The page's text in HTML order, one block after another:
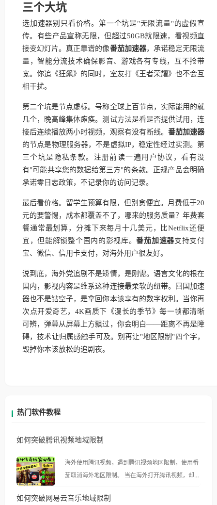
三个大坑
选加速器别只看价格。第一个坑是"无限流量"的虚假宣
传。有些产品宣称无限，但超过50GB就限速，看视频直
接变幻灯片。真正靠谱的像番茄加速器，承诺稳定无限流
量，智能分流技术确保影音、游戏各有专线，互不抢带
宽。你追《狂飙》的同时，室友打《王者荣耀》也不会互
相干扰。
第二个坑是节点虚标。号称全球上百节点，实际能用的就
几个，晚高峰集体瘫痪。测试方法是看是否提供试用，连
接后连续播放两小时视频，观察有没有断线。 番茄加速器
的节点是物理服务器，不是虚拟IP，稳定性经过实测。第
三个坑是隐私条款。注册前读一遍用户协议，看有没
有"可能共享您的数据给第三方"的条款。正规产品会明确
承诺零日志政策，不记录你的访问记录。
最后看价格。留学生预算有限，但别贪便宜。月费低于20
元的要警惕，成本都覆盖不了，哪来的服务质量？年费套
餐通常最划算，分摊下来每月十几美元，比Netflix还便
宜，但能解锁整个国内的影视库。番茄加速器支持支付
宝、微信、信用卡支付，对海外用户很友好。
说到底，海外党追剧不是矫情，是刚需。语言文化的根在
国内，影视内容是维系这种连接最柔软的纽带。回国加速
器也不是钻空子，是拿回你本该享有的数字权利。当你再
次点开爱奇艺，4K画质下《漫长的季节》每一帧都清晰
可辨，弹幕从屏幕上方飘过，你会明白——距离不再是障
碍，技术让归属感触手可及。别再让"地区限制"四个字，
毁掉你本该放松的追剧夜。
热门软件教程
如何突破腾讯视频地域限制
海外使用腾讯视频，遇到腾讯视频地区限制，使用番
茄取消海外地区限制。 当在海外打开腾讯视频，却突
示语。 海外用户如香港、澳门、台湾、美国、加拿
如何突破网易云音乐地域限制